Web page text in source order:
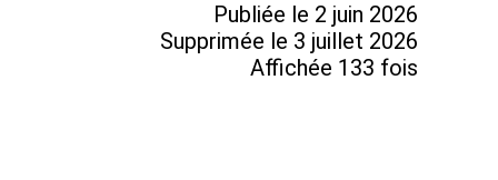
Publiée le 2 juin 2026
Supprimée le 3 juillet 2026
Affichée 133 fois